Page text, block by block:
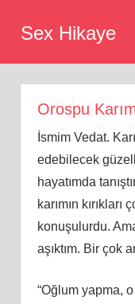
Sex Hikaye
Orospu
İsmim Vedat.
edebilecek
hayatımda
karımın
konuşulurdu.
aşıktım. Bir çok
“Oğlum yapma,